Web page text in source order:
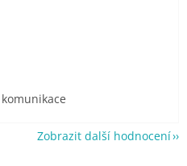
je 5 z 5 hvězdiček.
Zobrazit další hodnocení